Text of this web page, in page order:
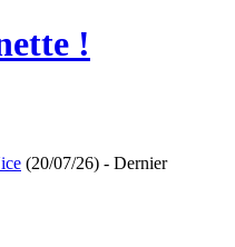
!
(20/07/26) - Dernier